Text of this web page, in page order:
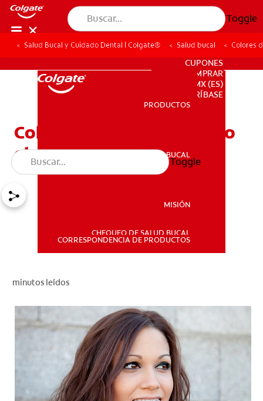
Toggle
PRODUCTOS
SALUD BUCAL
PARA PROFESIONALES
CUPONES
DONDE COMPRAR
PARA PROFESIONALES
CUPONES
DONDE COMPRAR
MX (ES)
SUSCRÍBASE
PRODUCTOS
SALUD BUCAL
MISIÓN
CHEQUEO DE SALUD BUCAL
CORRESPONDENCIA DE PRODUCTOS
Toggle
Salud Bucal y Cuidado Dental | Colgate® Salud bucal Colores
Colores de brackets: cómo
elegir la tonalidad ideal
minutos leídos